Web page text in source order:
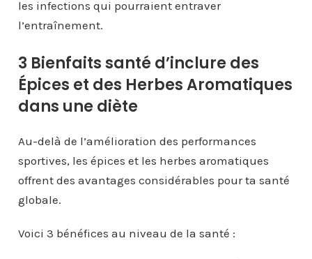
les infections qui pourraient entraver
l’entraînement.
3 Bienfaits santé d’inclure des
Épices et des Herbes Aromatiques
dans une diète
Au-delà de l’amélioration des performances
sportives, les épices et les herbes aromatiques
offrent des avantages considérables pour ta santé
globale.
Voici 3 bénéfices au niveau de la santé :